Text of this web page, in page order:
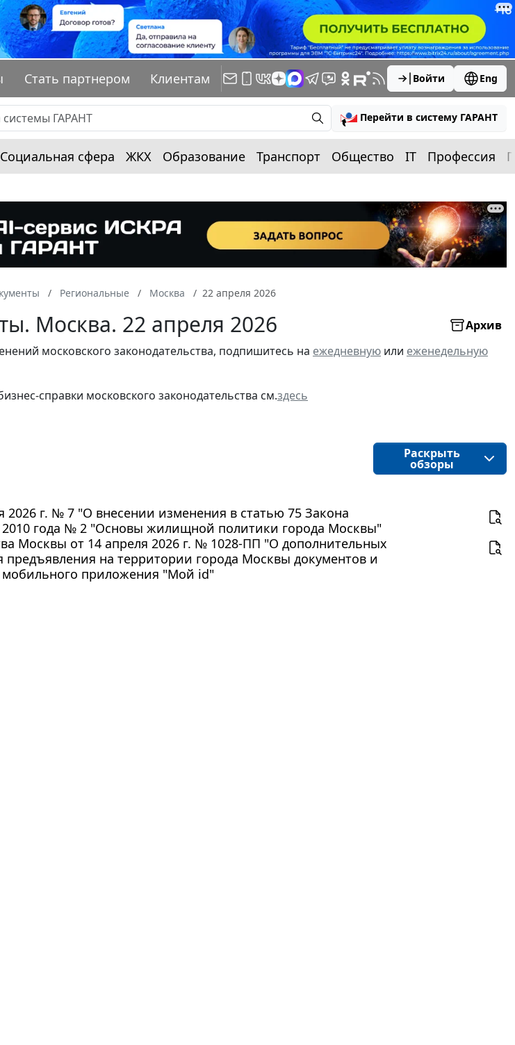
Стать партнером Клиентам Войти Eng
Перейти в систему ГАРАНТ
Социальная сфера ЖКХ Образование Транспорт Общество IT Профессия
Региональные Москва 22 апреля 2026
Москва. 22 апреля 2026
Архив
московского законодательства, подпишитесь на ежедневную или еженедельную
справки московского законодательства см.здесь
Раскрыть
обзоры
2026 г. № 7 "О внесении изменения в статью 75 Закона
2010 года № 2 "Основы жилищной политики города Москвы"
Москвы от 14 апреля 2026 г. № 1028-ПП "О дополнительных
на территории города Москвы документов и
мобильного приложения "Мой id"